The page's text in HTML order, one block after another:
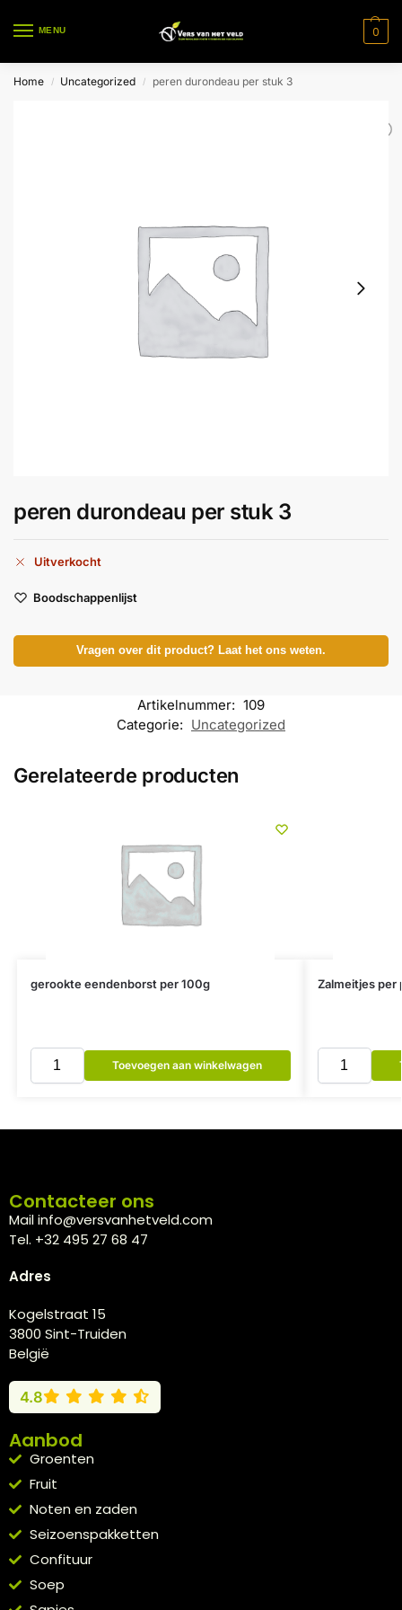
MENU 0
Home / Uncategorized / peren durondeau per stuk 3
peren durondeau per stuk 3
Uitverkocht
Boodschappenlijst
Vragen over dit product? Laat het ons weten.
Artikelnummer: 109
Categorie: Uncategorized
Gerelateerde producten
gerookte eendenborst per 100g
Toevoegen aan winkelwagen
Zalmeitjes per
Contacteer ons
Mail info@versvanhetveld.com
Tel. +32 495 27 68 47
Adres
Kogelstraat 15
3800 Sint-Truiden
België
4.8
Aanbod
Groenten
Fruit
Noten en zaden
Seizoenspakketten
Confituur
Soep